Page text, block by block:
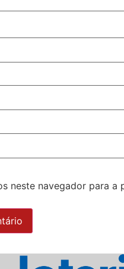
neste navegador para a